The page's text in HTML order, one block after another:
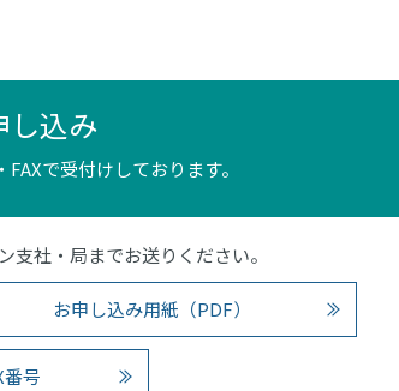
し込み
で受付けしております。
支社・局までお送りください。
お申し込み用紙（PDF）
号